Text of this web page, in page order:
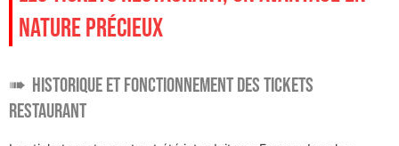
NATURE PRÉCIEUX
Historique et fonctionnement des tickets
restaurant